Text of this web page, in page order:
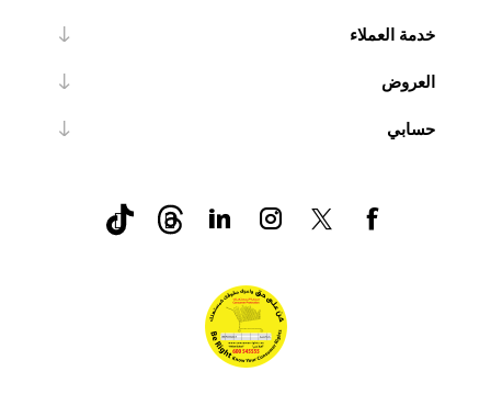
خدمة العملاء
العروض
حسابي